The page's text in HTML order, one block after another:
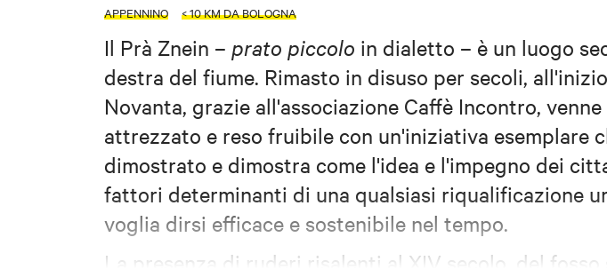
APPENNINO < 10 KM DA BOLOGNA
Il Prà Znein – prato piccolo in dialetto – è un luogo
destra del fiume. Rimasto in disuso per secoli,
Novanta, grazie all'associazione Caffè Incontro,
attrezzato e reso fruibile con un'iniziativa esemplare
dimostrato e dimostra come l'idea e l'impegno dei
fattori determinanti di una qualsiasi riqualificazione
voglia dirsi efficace e sostenibile nel tempo.
La presenza di ruderi risalenti al XIV secolo, del fosso